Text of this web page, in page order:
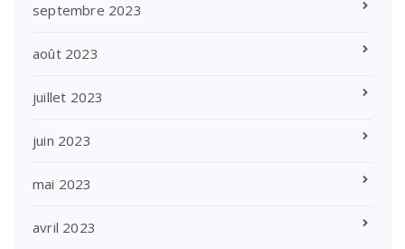
septembre 2023
août 2023
juillet 2023
juin 2023
mai 2023
avril 2023